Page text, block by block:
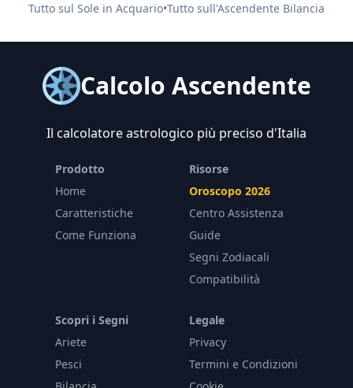
Tutto sul Sole in Acquario•Tutto sull'Ascendente Bilancia
Calcolo Ascendente
Il calcolatore astrologico più preciso d'Italia
Prodotto
Home
Caratteristiche
Come Funziona
Risorse
Oroscopo 2026
Centro Assistenza
Guide
Segni Zodiacali
Compatibilità
Scopri i Segni
Ariete
Pesci
Legale
Privacy
Termini e Condizioni